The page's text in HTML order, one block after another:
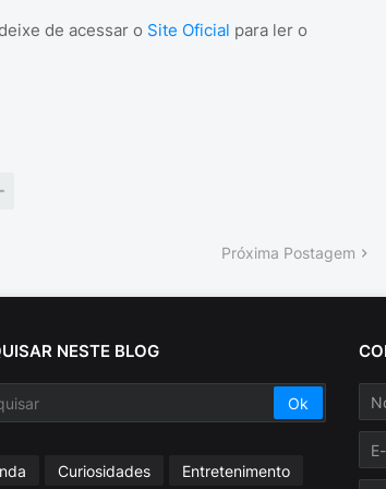
de acessar o Site Oficial para ler o
Próxima Postagem
NESTE BLOG
Curiosidades Entretenimento